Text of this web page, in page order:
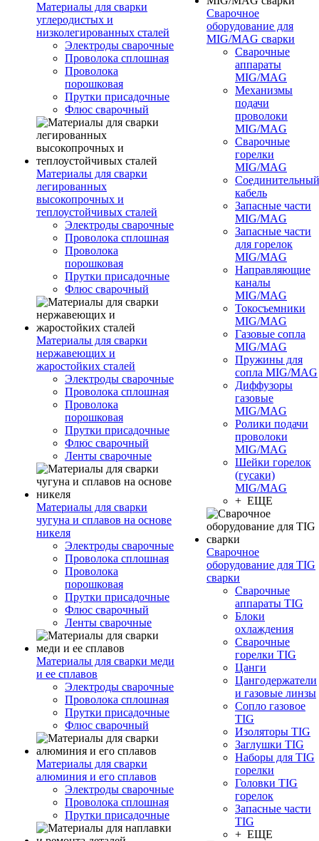
Материалы для сварки
углеродистых и
низколегированных сталей
Электроды сварочные
Проволока сплошная
Проволока
порошковая
Прутки присадочные
Флюс сварочный
Материалы для сварки
легированных
высокопрочных и
теплоустойчивых сталей
Электроды сварочные
Проволока сплошная
Проволока
порошковая
Прутки присадочные
Флюс сварочный
Материалы для сварки
нержавеющих и
жаростойких сталей
Электроды сварочные
Проволока сплошная
Проволока
порошковая
Прутки присадочные
Флюс сварочный
Ленты сварочные
Материалы для сварки
чугуна и сплавов на основе
никеля
Электроды сварочные
Проволока сплошная
Проволока
порошковая
Прутки присадочные
Флюс сварочный
Ленты сварочные
Материалы для сварки меди
и ее сплавов
Электроды сварочные
Проволока сплошная
Прутки присадочные
Флюс сварочный
Материалы для сварки
алюминия и его сплавов
Электроды сварочные
Проволока сплошная
Прутки присадочные
Сварочное
оборудование для
MIG/MAG сварки
Сварочные
аппараты
MIG/MAG
Механизмы
подачи
проволоки
MIG/MAG
Сварочные
горелки
MIG/MAG
Соединительный
кабель
Запасные части
MIG/MAG
Запасные части
для горелок
MIG/MAG
Направляющие
каналы
MIG/MAG
Токосъемники
MIG/MAG
Газовые сопла
MIG/MAG
Пружины для
сопла MIG/MAG
Диффузоры
газовые
MIG/MAG
Ролики подачи
проволоки
MIG/MAG
Шейки горелок
(гусаки)
MIG/MAG
+ ЕЩЕ
Сварочное
оборудование для TIG
сварки
Сварочные
аппараты TIG
Блоки
охлаждения
Сварочные
горелки TIG
Цанги
Цангодержатели
и газовые линзы
Сопло газовое
TIG
Изоляторы TIG
Заглушки TIG
Наборы для TIG
горелки
Головки TIG
горелок
Запасные части
TIG
+ ЕЩЕ